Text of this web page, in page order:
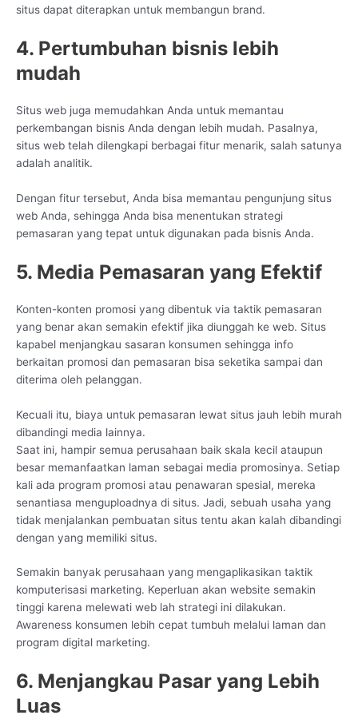
situs dapat diterapkan untuk membangun brand.
4. Pertumbuhan bisnis lebih
mudah
Situs web juga memudahkan Anda untuk memantau
perkembangan bisnis Anda dengan lebih mudah. Pasalnya,
situs web telah dilengkapi berbagai fitur menarik, salah satunya
adalah analitik.
Dengan fitur tersebut, Anda bisa memantau pengunjung situs
web Anda, sehingga Anda bisa menentukan strategi
pemasaran yang tepat untuk digunakan pada bisnis Anda.
5. Media Pemasaran yang Efektif
Konten-konten promosi yang dibentuk via taktik pemasaran
yang benar akan semakin efektif jika diunggah ke web. Situs
kapabel menjangkau sasaran konsumen sehingga info
berkaitan promosi dan pemasaran bisa seketika sampai dan
diterima oleh pelanggan.
Kecuali itu, biaya untuk pemasaran lewat situs jauh lebih murah
dibandingi media lainnya.
Saat ini, hampir semua perusahaan baik skala kecil ataupun
besar memanfaatkan laman sebagai media promosinya. Setiap
kali ada program promosi atau penawaran spesial, mereka
senantiasa menguploadnya di situs. Jadi, sebuah usaha yang
tidak menjalankan pembuatan situs tentu akan kalah dibandingi
dengan yang memiliki situs.
Semakin banyak perusahaan yang mengaplikasikan taktik
komputerisasi marketing. Keperluan akan website semakin
tinggi karena melewati web lah strategi ini dilakukan.
Awareness konsumen lebih cepat tumbuh melalui laman dan
program digital marketing.
6. Menjangkau Pasar yang Lebih
Luas